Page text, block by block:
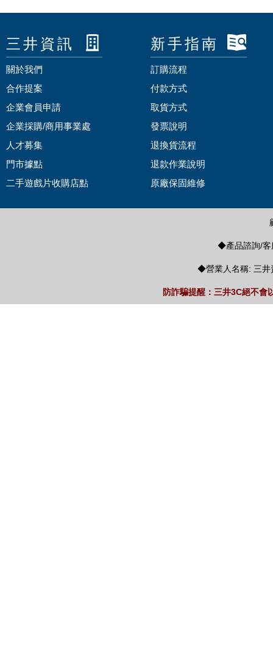
三井資訊
關於我們
合作提案
企業會員申請
企業採購/商用事業處
人才募集
門市據點
二手遊戲片收購店點
新手指南
訂購流程
付款方式
取貨方式
發票說明
退換貨流程
退款作業說明
原廠保固維修
◆產品諮詢/客
◆營業人名稱: 三井
防詐騙提醒：三井3C絕不會